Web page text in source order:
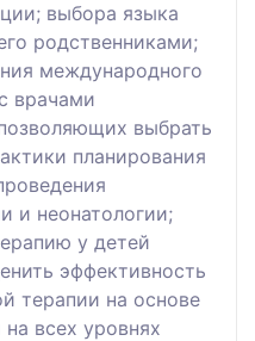
выбора языка
родственниками;
международного
врачами
выбрать
планирования
и неонатологии;
у детей
эффективность
терапии на основе
всех уровнях